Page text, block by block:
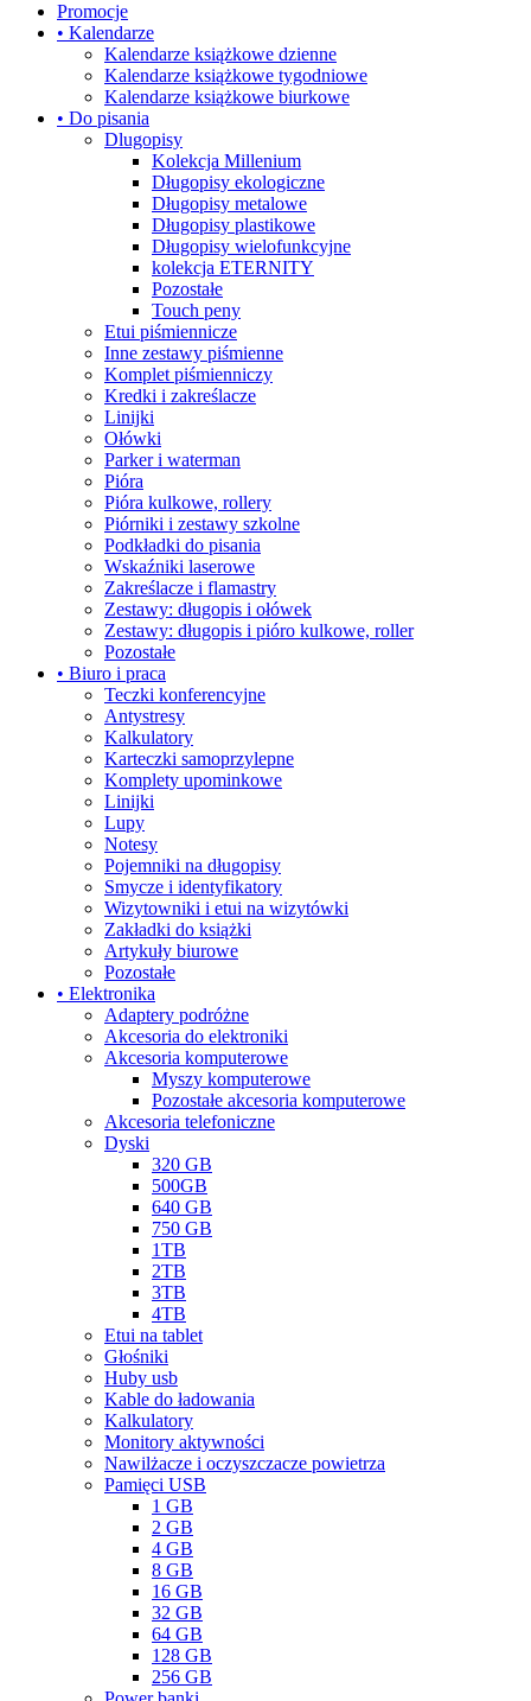
Promocje
• Kalendarze
Kalendarze książkowe dzienne
Kalendarze książkowe tygodniowe
Kalendarze książkowe biurkowe
• Do pisania
Dlugopisy
Kolekcja Millenium
Długopisy ekologiczne
Długopisy metalowe
Długopisy plastikowe
Długopisy wielofunkcyjne
kolekcja ETERNITY
Pozostałe
Touch peny
Etui piśmiennicze
Inne zestawy piśmienne
Komplet piśmienniczy
Kredki i zakreślacze
Linijki
Ołówki
Parker i waterman
Pióra
Pióra kulkowe, rollery
Piórniki i zestawy szkolne
Podkładki do pisania
Wskaźniki laserowe
Zakreślacze i flamastry
Zestawy: długopis i ołówek
Zestawy: długopis i pióro kulkowe, roller
Pozostałe
• Biuro i praca
Teczki konferencyjne
Antystresy
Kalkulatory
Karteczki samoprzylepne
Komplety upominkowe
Linijki
Lupy
Notesy
Pojemniki na długopisy
Smycze i identyfikatory
Wizytowniki i etui na wizytówki
Zakładki do książki
Artykuły biurowe
Pozostałe
• Elektronika
Adaptery podróżne
Akcesoria do elektroniki
Akcesoria komputerowe
Myszy komputerowe
Pozostałe akcesoria komputerowe
Akcesoria telefoniczne
Dyski
320 GB
500GB
640 GB
750 GB
1TB
2TB
3TB
4TB
Etui na tablet
Głośniki
Huby usb
Kable do ładowania
Kalkulatory
Monitory aktywności
Nawilżacze i oczyszczacze powietrza
Pamięci USB
1 GB
2 GB
4 GB
8 GB
16 GB
32 GB
64 GB
128 GB
256 GB